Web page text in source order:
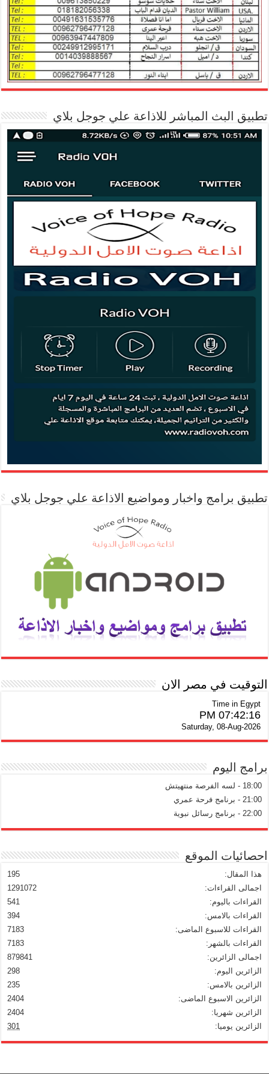
تطبيق البث المباشر للاذاعة علي جوجل بلاي
تطبيق برامج واخبار ومواضيع الاذاعة علي جوجل بلاي
التوقيت في مصر الان
Time in Egypt
07:42:17 PM
Saturday, 08-Aug-2026
برامج اليوم
18:00 - لسه الفرصة منتهيتش
21:00 - برنامج فرحة عمري
22:00 - برنامج رسائل نبوية
احصائيات الموقع
195
هذا المقال:
1291072
اجمالى القراءات:
541
القراءات باليوم:
394
القراءات بالامس:
7183
القراءات للاسبوع الماضى:
7183
القراءات بالشهر:
879841
اجمالى الزائرين:
298
الزائرين اليوم:
235
الزائرين بالامس:
2404
الزائرين الاسبوع الماضى:
2404
الزائرين شهريا:
301
الزائرين يوميا: